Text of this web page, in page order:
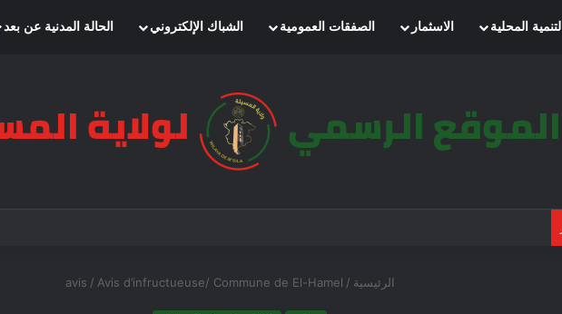
التنمية المحلية الاسثمار الصفقات العمومية الشباك الإلكتروني الحالة المدنية عن بعد
الرئيسية /
avis / Avis d’infructueuse/ Commune de El-Hamel